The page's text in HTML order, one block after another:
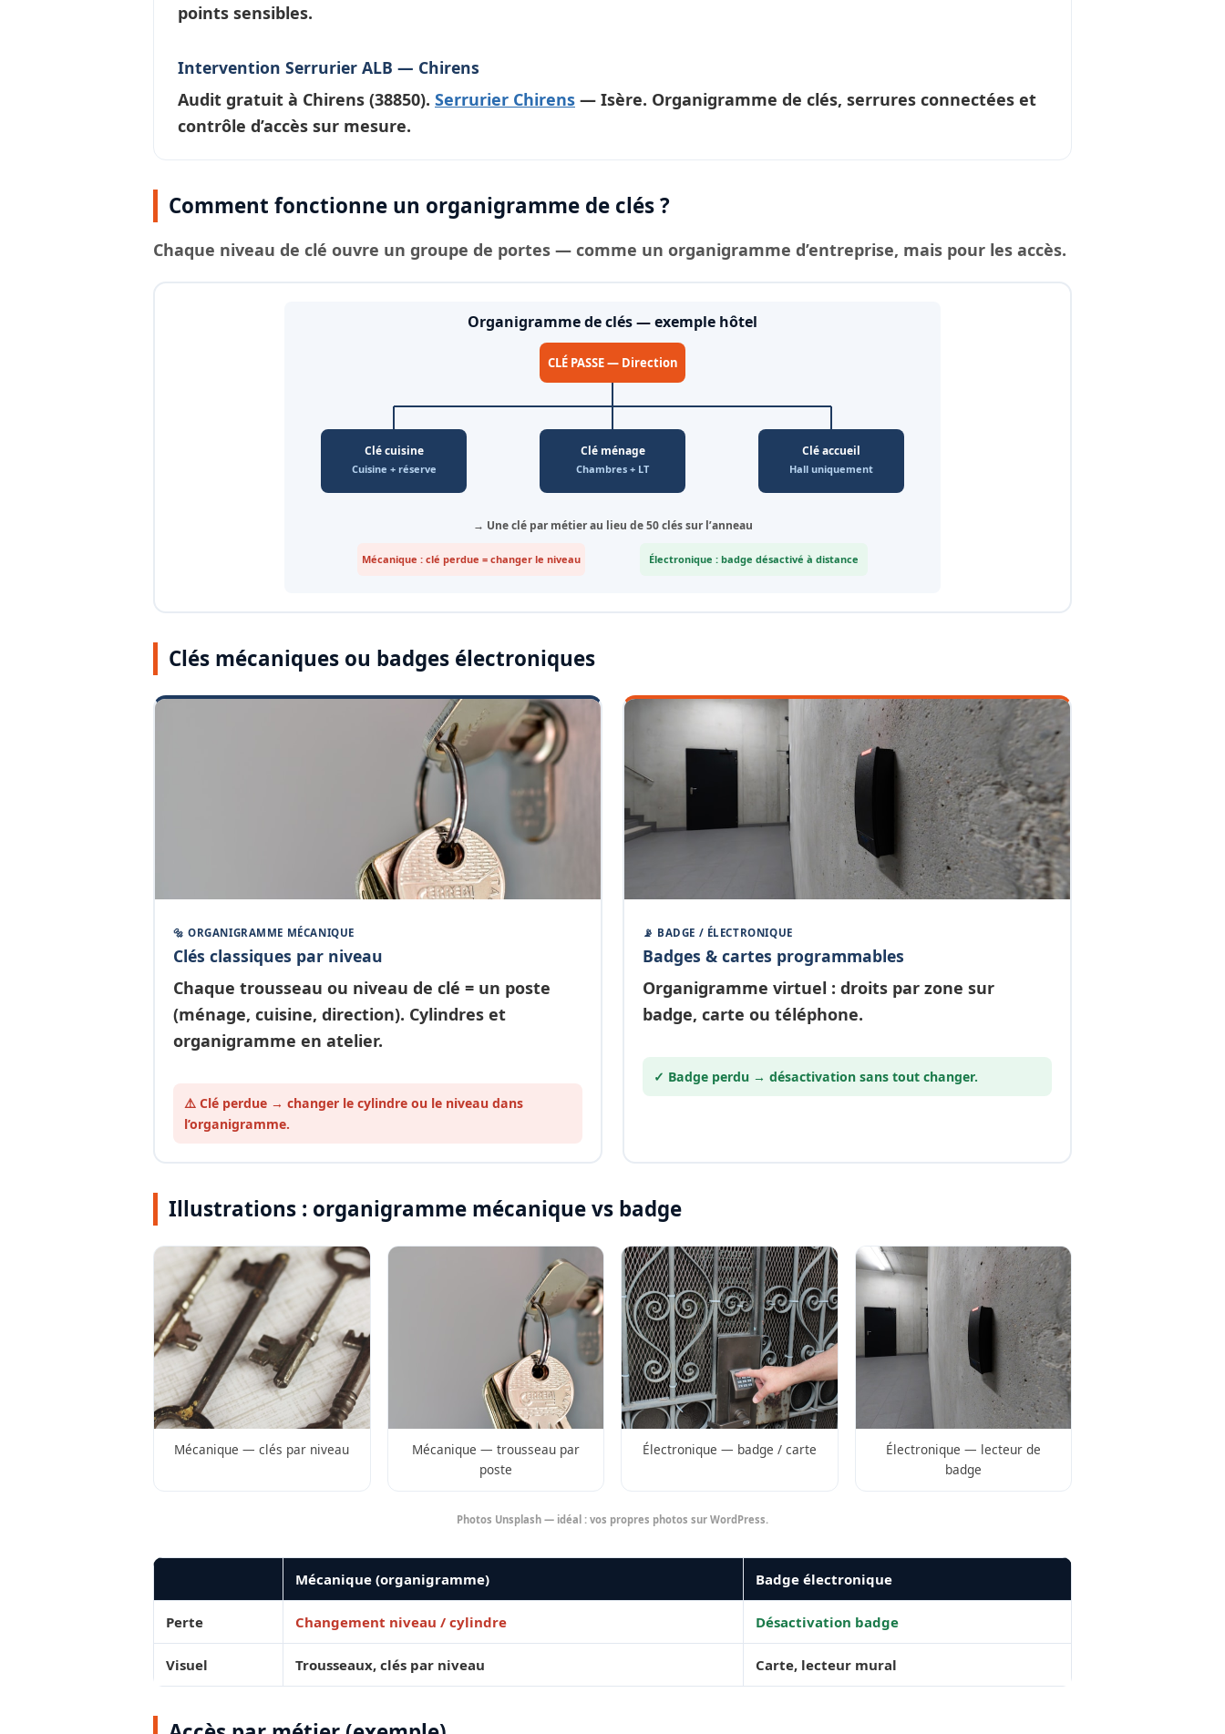
points sensibles.
Intervention Serrurier ALB — Chirens
Audit gratuit à Chirens (38850). Serrurier Chirens — Isère. Organigramme de clés, serrures connectées et
contrôle d’accès sur mesure.
Comment fonctionne un organigramme de clés ?
Chaque niveau de clé ouvre un groupe de portes — comme un organigramme d’entreprise, mais pour les accès.
Organigramme de clés — exemple hôtel
CLÉ PASSE — Direction
Clé cuisine
Cuisine + réserve
Clé ménage
Chambres + LT
Clé accueil
Hall uniquement
→ Une clé par métier au lieu de 50 clés sur l’anneau
Mécanique : clé perdue = changer le niveau Électronique : badge désactivé à distance
Clés mécaniques ou badges électroniques
🔩 ORGANIGRAMME MÉCANIQUE
Clés classiques par niveau
Chaque trousseau ou niveau de clé = un poste
(ménage, cuisine, direction). Cylindres et
organigramme en atelier.
⚠️ Clé perdue → changer le cylindre ou le niveau dans
l’organigramme.
📡 BADGE / ÉLECTRONIQUE
Badges & cartes programmables
Organigramme virtuel : droits par zone sur
badge, carte ou téléphone.
✓ Badge perdu → désactivation sans tout changer.
Illustrations : organigramme mécanique vs badge
Mécanique — clés par niveau
Mécanique — trousseau par
poste
Électronique — badge / carte
Électronique — lecteur de
badge
Photos Unsplash — idéal : vos propres photos sur WordPress.
Mécanique (organigramme) Badge électronique
Perte Changement niveau / cylindre Désactivation badge
Visuel Trousseaux, clés par niveau Carte, lecteur mural